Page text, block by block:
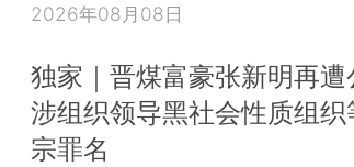
2026年08月08日
独家｜晋煤富豪张新明再遭
涉组织领导黑社会性质组织
宗罪名